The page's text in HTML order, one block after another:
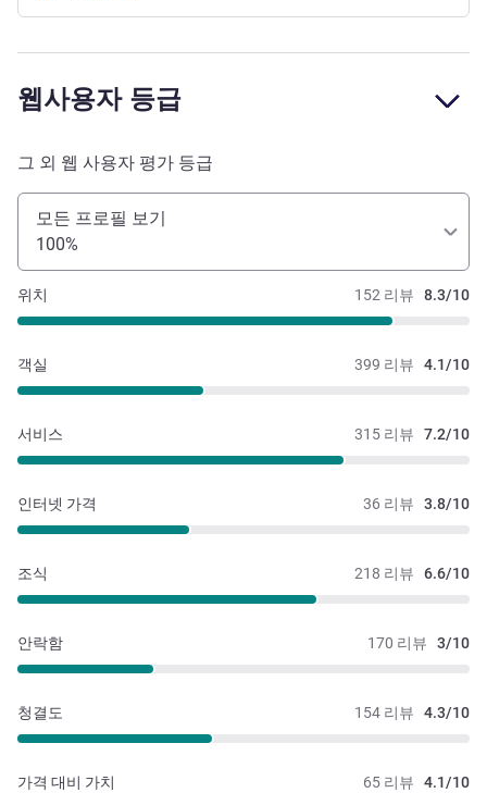
웹사용자 등급
그 외 웹 사용자 평가 등급
모든 프로필 보기
100%
152 리뷰 8.3/10
위치
399 리뷰 4.1/10
객실
315 리뷰 7.2/10
서비스
36 리뷰 3.8/10
인터넷 가격
218 리뷰 6.6/10
조식
170 리뷰 3/10
안락함
154 리뷰 4.3/10
청결도
65 리뷰 4.1/10
가격 대비 가치